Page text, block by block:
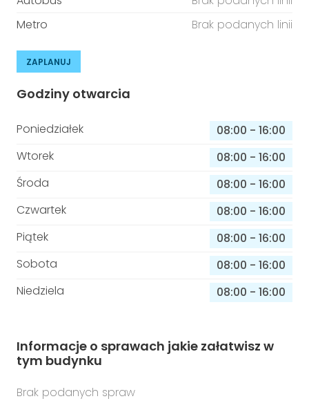
Metro
Brak podanych linii
ZAPLANUJ
Godziny otwarcia
Poniedziałek 08:00 - 16:00
Wtorek
08:00 - 16:00
Środa
08:00 - 16:00
Czwartek
08:00 - 16:00
Piątek
08:00 - 16:00
Sobota
08:00 - 16:00
Niedziela
08:00 - 16:00
Informacje o sprawach jakie załatwisz w
tym budynku
Brak podanych spraw